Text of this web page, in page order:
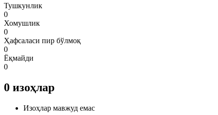
Тушкунлик
0
Хомушлик
0
Ҳафсаласи пир бўлмоқ
0
Ёқмайди
0
0 изоҳлар
Изоҳлар мавжуд емас